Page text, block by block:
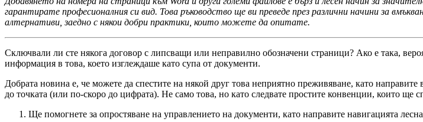
гарантирате професионалния си вид. Това ръководство ще ви преведе през различни начини за
алтернативи, заедно с някои добри практики, които можете да опитате.
Сключвали ли сте някога договор с липсващи или неправилно обозначени страници? Ако е така,
информация в това, което изглеждаше като супа от документи.
Добрата новина е, че можете да спестите на някой друг това неприятно преживяване, като
до точката (или по-скоро до цифрата). Не само това, но като следвате простите конвенции, които ще
Ще помогнете за опростяване на управлението на документи, като направите навигацията лесна